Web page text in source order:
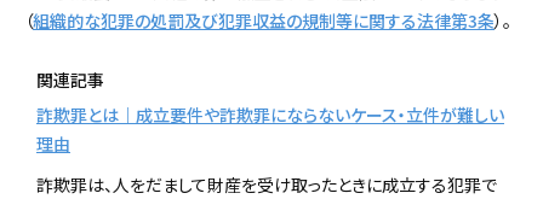
（組織的な犯罪の処罰及び犯罪収益の規制等に関する法律第3条）。
関連記事
詐欺罪とは｜成立要件や詐欺罪にならないケース・立件が難しい
理由
詐欺罪は、人をだまして財産を受け取ったときに成立する犯罪で